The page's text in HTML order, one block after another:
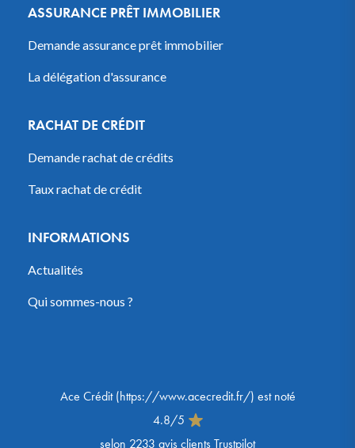
ASSURANCE PRÊT IMMOBILIER
Demande assurance prêt immobilier
La délégation d'assurance
RACHAT DE CRÉDIT
Demande rachat de crédits
Taux rachat de crédit
INFORMATIONS
Actualités
Qui sommes-nous ?
Ace Crédit(https://www.acecredit.fr/) est noté
4.8/5
selon 2233 avis clients Trustpilot